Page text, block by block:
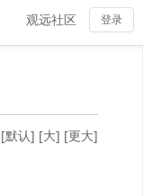
登录
观远社区
[默认] [大] [更大]